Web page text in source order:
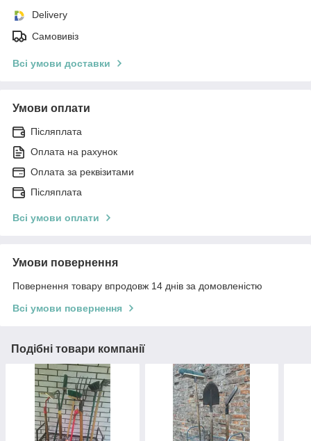
Delivery
Самовивіз
Всі умови доставки
Умови оплати
Післяплата
Оплата на рахунок
Оплата за реквізитами
Післяплата
Всі умови оплати
Умови повернення
Повернення товару впродовж 14 днів за домовленістю
Всі умови повернення
Подібні товари компанії